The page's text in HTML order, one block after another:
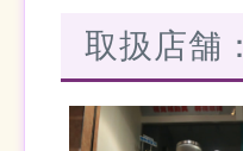
取扱店舗：